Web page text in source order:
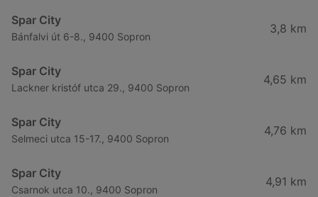
Spar City
Bánfalvi út 6-8., 9400 Sopron
3,8 km
Spar City
Lackner kristóf utca 29., 9400 Sopron
4,65 km
Spar City
Selmeci utca 15-17., 9400 Sopron
4,76 km
Spar City
Csarnok utca 10., 9400 Sopron
4,91 km